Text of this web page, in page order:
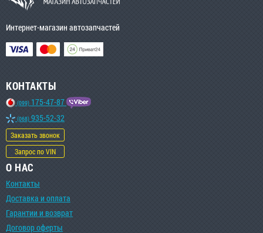
Интернет-магазин автозапчастей
КОНТАКТЫ
(099) 175-47-87
(068) 935-52-32
Заказать звонок
Запрос по VIN
О НАС
Контакты
Доставка и оплата
Гарантии и возврат
Договор оферты